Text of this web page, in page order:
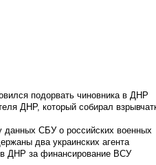
подорвать чиновника в ДНР
ДНР, который собирал
данных СБУ о российских военных
два украинских агента
ДНР за финансирование ВСУ